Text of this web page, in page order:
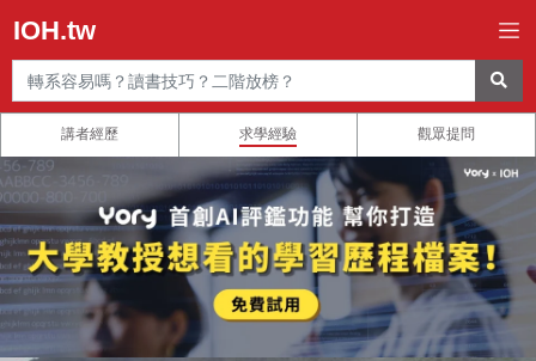
IOH.tw
講者經歷 求學經驗 觀眾提問